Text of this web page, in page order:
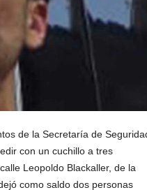
de la Secretaría de
con un cuchillo a tres
Leopoldo Blackaller, de la
como saldo dos personas